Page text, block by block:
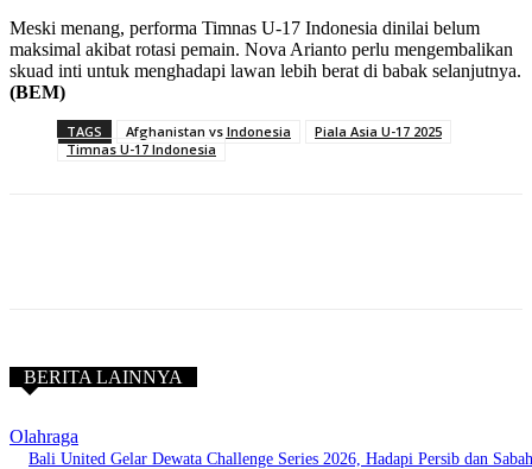
Meski menang, performa Timnas U-17 Indonesia dinilai belum
maksimal akibat rotasi pemain. Nova Arianto perlu mengembalikan
skuad inti untuk menghadapi lawan lebih berat di babak selanjutnya.
(BEM)
TAGS Afghanistan vs Indonesia
Piala Asia U-17 2025
Timnas U-17 Indonesia
BERITA LAINNYA
Olahraga
Bali United Gelar Dewata Challenge Series 2026, Hadapi Persib dan Sabah